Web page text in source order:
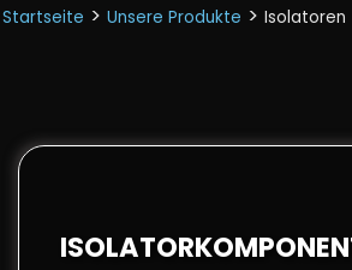
Startseite > Unsere Produkte > Isolatoren